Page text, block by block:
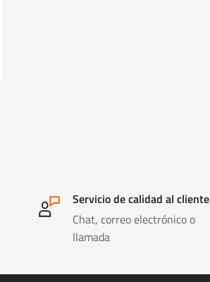
Servicio de calidad al cliente
Chat, correo electrónico o
llamada